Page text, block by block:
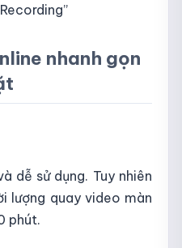
nhanh gọn
dễ sử dụng. Tuy nhiên
lượng quay video màn
phút.